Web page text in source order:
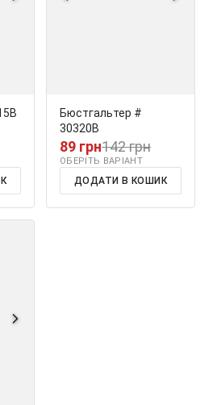
Бюстгальтер #
30320В
89 грн142 грн
ОБЕРІТЬ ВАРІАНТ
ДОДАТИ В КОШИК